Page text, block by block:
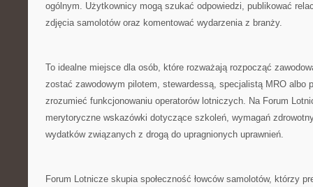
ogólnym. Użytkownicy mogą szukać odpowiedzi, publikować
zdjęcia samolotów oraz komentować wydarzenia z branży.
To idealne miejsce dla osób, które rozważają rozpocząć
zostać zawodowym pilotem, stewardessą, specjalistą MRO albo
zrozumieć funkcjonowaniu operatorów lotniczych. Na Forum
merytoryczne wskazówki dotyczące szkoleń, wymagań
wydatków związanych z drogą do upragnionych uprawnień.
Forum Lotnicze skupia społeczność łowców samolotów, którzy